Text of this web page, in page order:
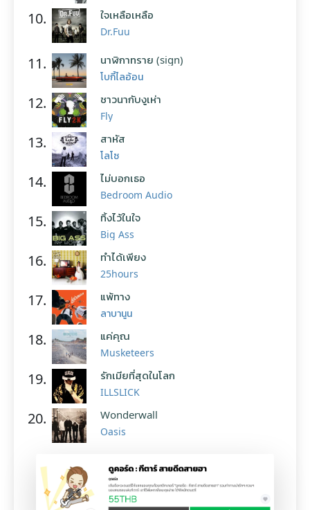
10. ใจเหลือเหลือ
Dr.Fuu
11. นาฬิกาทราย (sign)
โบกี้ไลอ้อน
12. ชาวนากับงูเห่า
Fly
13. สาหัส
โลโซ
14. ไม่บอกเธอ
Bedroom Audio
15. ทิ้งไว้ในใจ
Big Ass
16. ทำได้เพียง
25hours
17. แพ้ทาง
ลาบานูน
18. แค่คุณ
Musketeers
19. รักเมียที่สุดในโลก
ILLSLICK
20. Wonderwall
Oasis